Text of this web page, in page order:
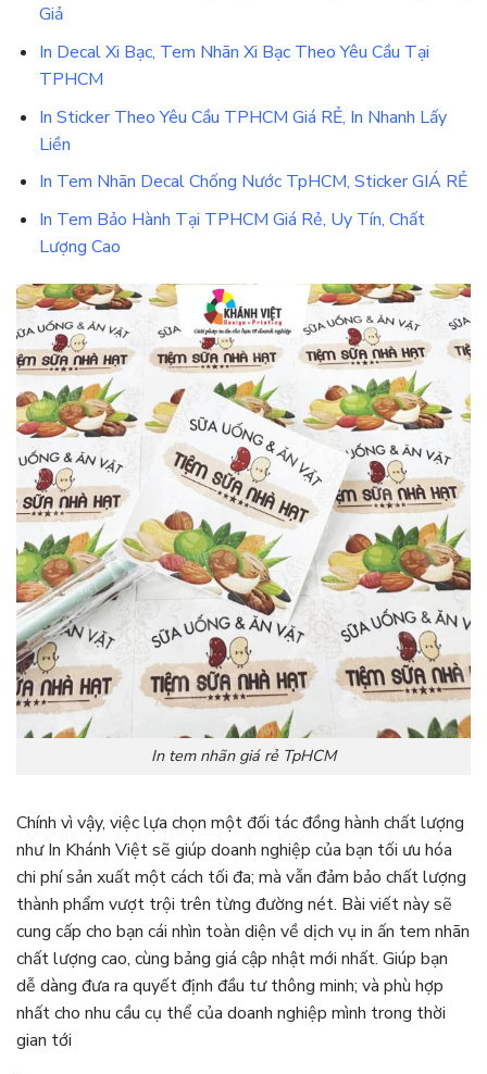
Giả
In Decal Xi Bạc, Tem Nhãn Xi Bạc Theo Yêu Cầu Tại
TPHCM
In Sticker Theo Yêu Cầu TPHCM Giá RẺ, In Nhanh Lấy
Liền
In Tem Nhãn Decal Chống Nước TpHCM, Sticker GIÁ RẺ
In Tem Bảo Hành Tại TPHCM Giá Rẻ, Uy Tín, Chất
Lượng Cao
In tem nhãn giá rẻ TpHCM
Chính vì vậy, việc lựa chọn một đối tác đồng hành chất lượng
như In Khánh Việt sẽ giúp doanh nghiệp của bạn tối ưu hóa
chi phí sản xuất một cách tối đa; mà vẫn đảm bảo chất lượng
thành phẩm vượt trội trên từng đường nét. Bài viết này sẽ
cung cấp cho bạn cái nhìn toàn diện về dịch vụ in ấn tem nhãn
chất lượng cao, cùng bảng giá cập nhật mới nhất. Giúp bạn
dễ dàng đưa ra quyết định đầu tư thông minh; và phù hợp
nhất cho nhu cầu cụ thể của doanh nghiệp mình trong thời
gian tới